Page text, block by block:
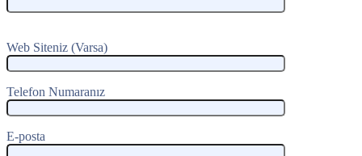
Web Siteniz (Varsa)
Telefon Numaranız
E-posta